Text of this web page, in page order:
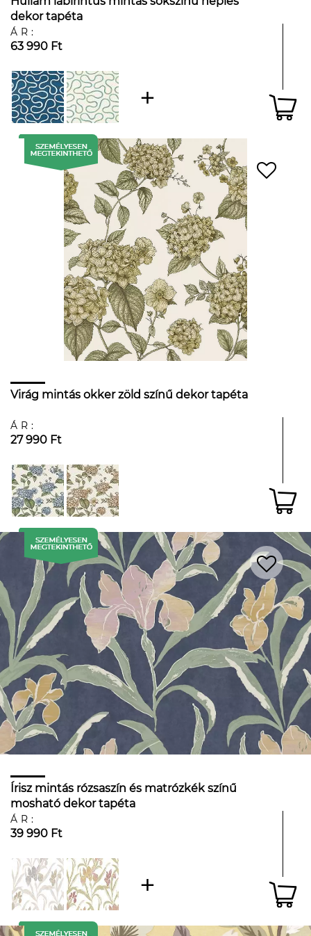
dekor tapéta
ÁR:
63 990 Ft
Virág mintás okker zöld színű dekor tapéta
ÁR:
27 990 Ft
Írisz mintás rózsaszín és matrózkék színű
mosható dekor tapéta
ÁR:
39 990 Ft